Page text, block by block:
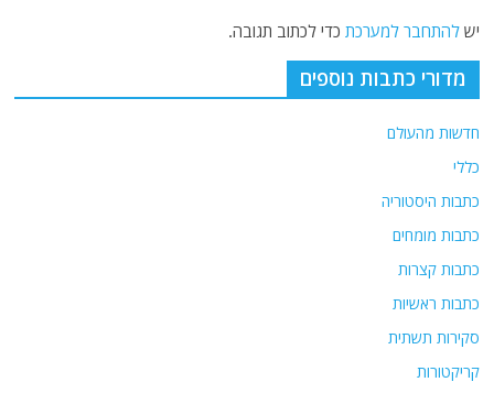
ישלהתחבר למערכת כדי לכתוב תגובה.
מדורי כתבות נוספים
חדשות מהעולם
כללי
כתבות היסטוריה
כתבות מומחים
כתבות קצרות
כתבות ראשיות
סקירות תשתית
קריקטורות